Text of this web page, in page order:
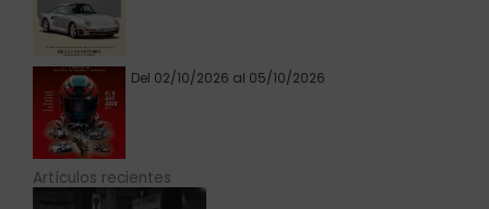
Del 02/10/2026 al 05/10/2026
Artículos recientes